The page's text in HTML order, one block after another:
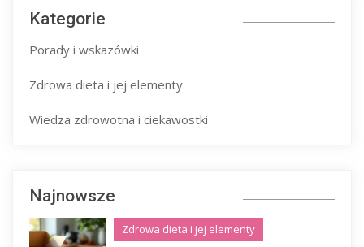
Kategorie
Porady i wskazówki
Zdrowa dieta i jej elementy
Wiedza zdrowotna i ciekawostki
Najnowsze
Zdrowa dieta i jej elementy